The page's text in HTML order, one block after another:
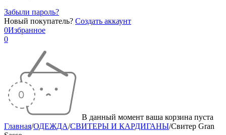
Забыли пароль?
Новый покупатель? Создать аккаунт
0Избранное
0
В данный момент ваша корзина пуста
Главная/ОДЕЖДА/СВИТЕРЫ И КАРДИГАНЫ/Свитер Gran